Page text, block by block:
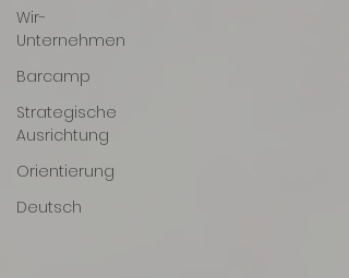
Wir-
Unternehmen
Barcamp
Strategische
Ausrichtung
Orientierung
Deutsch